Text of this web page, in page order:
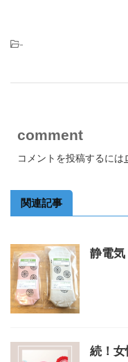
-
comment
コメントを投稿するには
関連記事
静電
続！女